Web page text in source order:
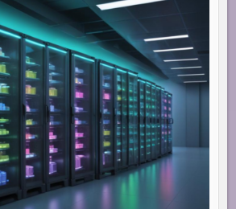
SICHERE
RAHMENORDNUNG
VON
MORGEN.“